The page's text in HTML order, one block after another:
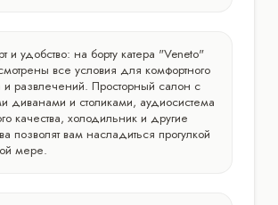
и удобство: на борту катера "Veneto"
все условия для комфортного
и развлечений. Просторный салон с
диванами и столиками, аудиосистема
качества, холодильник и другие
позволят вам насладиться прогулкой
мере.